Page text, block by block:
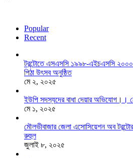
Popular
Recent
টরন্টোতে এসএসসি ১৯৯৮-এইচএসসি ২০০০
পিঠা উৎসব অনুষ্ঠিত
মে ২, ২০২৫
ইউপি সদস্যদের বাধা দেয়ার অভিযোগ।।
মে ১, ২০২৫
মৌলভীবাজার জেলা এসোসিয়েশন অব
রুহুল
জুলাই ৮, ২০২৫